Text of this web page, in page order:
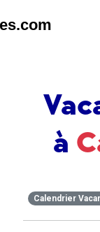
à
Calendrier